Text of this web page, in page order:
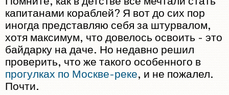
капитанами кораблей? Я вот до сих пор
иногда представляю себя за штурвалом,
хотя максимум, что довелось освоить - это
байдарку на даче. Но недавно решил
проверить, что же такого особенного в
прогулках по Москве-реке, и не пожалел.
Почти.